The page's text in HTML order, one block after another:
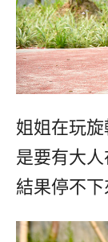
姐姐在玩
是要有大
結果停不